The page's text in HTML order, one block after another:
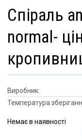
спіраль ancora 375 cu
normal-
Виробник:
Температура
Немає в наявності